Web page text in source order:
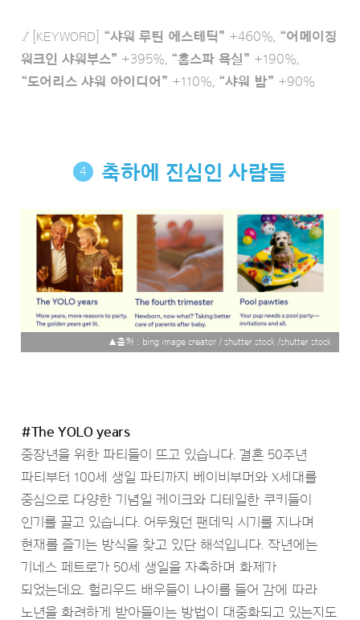
Ι[KEYWORD] “샤워 루틴 에스테틱” +460%, “어메이징
워크인 샤워부스” +395%, “홈스파 욕실” +190%,
“도어리스 샤워 아이디어” +110%, “샤워 밤” +90%
4 축하에 진심인 사람들
▲출처 : bing image creator / shutter stock /shutter stock
#The YOLO years
중장년을 위한 파티들이 뜨고 있습니다. 결혼 50주년
파티부터 100세 생일 파티까지 베이비부머와 X세대를
중심으로 다양한 기념일 케이크와 디테일한 쿠키들이
인기를 끌고 있습니다. 어두웠던 팬데믹 시기를 지나며
현재를 즐기는 방식을 찾고 있단 해석입니다. 작년에는
기네스 페트로가 50세 생일을 자축하며 화제가
되었는데요. 헐리우드 배우들이 나이를 들어 감에 따라
노년을 화려하게 받아들이는 방법이 대중화되고 있는지도